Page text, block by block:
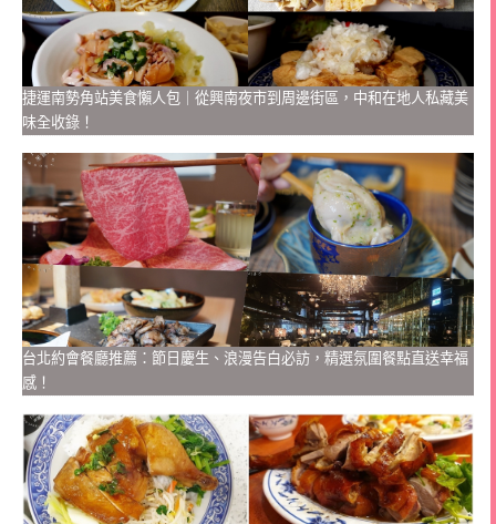
捷運南勢角站美食懶人包｜從興南夜市到周邊街區，中和在地人私藏美
味全收錄！
台北約會餐廳推薦：節日慶生、浪漫告白必訪，精選氛圍餐點直送幸福
感！